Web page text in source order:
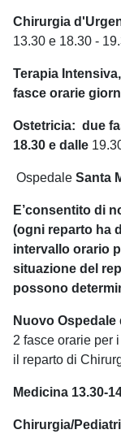
Chirurgia
13.30 e 18.30 -
Terapia
fasce orarie
Ostetricia: due
18.30 e dalle
Ospedale Santa
E’consentito di
(ogni reparto ha
intervallo orario
situazione del
possono
Nuovo Ospedale
2 fasce orarie per
il reparto di
Medicina 13.30-
Chirurgia/